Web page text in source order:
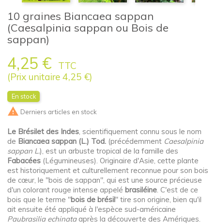
10 graines Biancaea sappan
(Caesalpinia sappan ou Bois de
sappan)
4,25 €
TTC
(Prix unitaire 4,25 €)
En stock
 Derniers articles en stock
Le Brésilet des Indes, scientifiquement connu sous le nom
de Biancaea sappan (L.) Tod. (précédemment Caesalpinia
sappan L.), est un arbuste tropical de la famille des
Fabacées (Légumineuses). Originaire d'Asie, cette plante
est historiquement et culturellement reconnue pour son bois
de cœur, le "bois de sappan", qui est une source précieuse
d'un colorant rouge intense appelé brasiléine. C'est de ce
bois que le terme "bois de brésil" tire son origine, bien qu'il
ait ensuite été appliqué à l'espèce sud-américaine
Paubrasilia echinataaprès la découverte des Amériques.